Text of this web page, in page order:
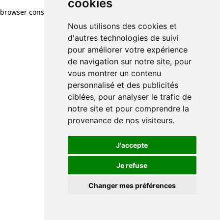
cookies
Nous utilisons des cookies et
d'autres technologies de suivi
pour améliorer votre expérience
de navigation sur notre site, pour
vous montrer un contenu
personnalisé et des publicités
ciblées, pour analyser le trafic de
notre site et pour comprendre la
provenance de nos visiteurs.
J'accepte
Je refuse
Changer mes préférences
browser console for more information)